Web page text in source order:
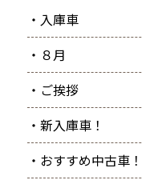
・入庫車
・８月
・ご挨拶
・新入庫車！
・おすすめ中古車！